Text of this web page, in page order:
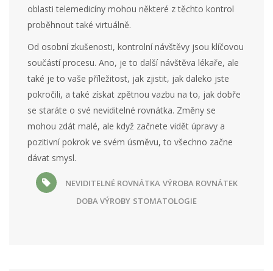
oblasti telemedicíny mohou některé z těchto kontrol
proběhnout také virtuálně.
Od osobní zkušenosti, kontrolní návštěvy jsou klíčovou
součástí procesu. Ano, je to další návštěva lékaře, ale
také je to vaše příležitost, jak zjistit, jak daleko jste
pokročili, a také získat zpětnou vazbu na to, jak dobře
se staráte o své neviditelné rovnátka. Změny se
mohou zdát malé, ale když začnete vidět úpravy a
pozitivní pokrok ve svém úsměvu, to všechno začne
dávat smysl.
NEVIDITELNÉ ROVNÁTKA VÝROBA ROVNÁTEK
DOBA VÝROBY STOMATOLOGIE